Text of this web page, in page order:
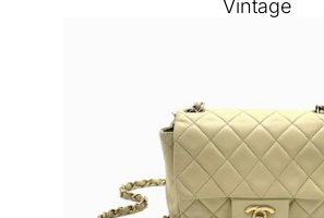
Vintage